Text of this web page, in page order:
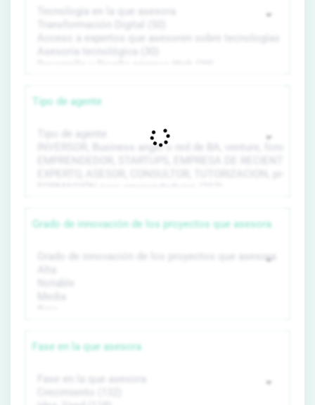
Tipo de agente
Grado de innovación de los proyectos que asesora
Fase en la que asesora